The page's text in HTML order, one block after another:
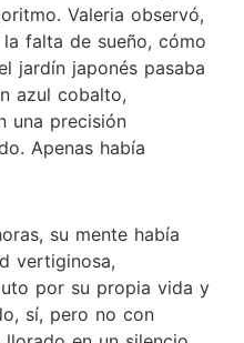
Valeria observó,
falta de sueño, cómo
jardín japonés pasaba
azul cobalto,
una precisión
Apenas había
su mente había
vertiginosa,
por su propia vida y
sí, pero no con